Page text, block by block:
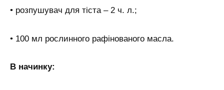
• розпушувач для тіста – 2 ч. л.;
• 100 мл рослинного рафінованого масла.
В начинку: